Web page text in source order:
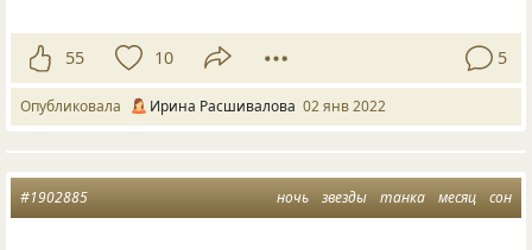
55 10 5
Опубликовала Ирина Расшивалова 02 янв 2022
ночь звезды танка месяц сон
#1902885